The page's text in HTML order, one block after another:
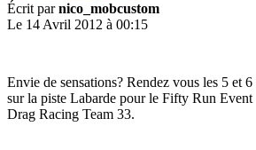
Écrit parnico_mobcustom
Le 14 Avril 2012 à 00:15
Envie de sensations? Rendez vous les 5 et
sur la piste Labarde pour le Fifty Run Event
Drag Racing Team 33.